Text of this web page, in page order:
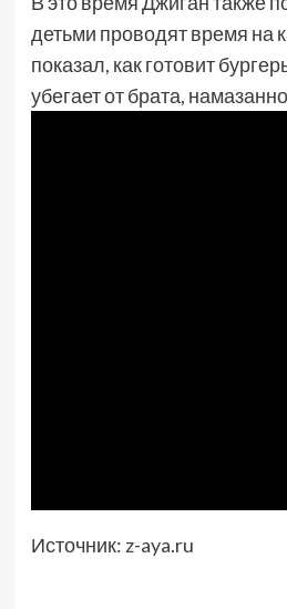
детьми проводят время на
показал, как готовит
убегает от брата,
Источник: z-aya.ru